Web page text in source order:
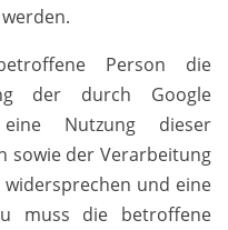
Person die
der durch Google
Nutzung dieser
sowie der Verarbeitung
und eine
muss die betroffene